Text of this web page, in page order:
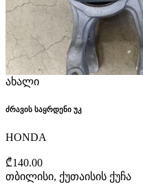
ახალი
ძრავის საყრდენი უკ
HONDA
₾140.00
თბილისი, ქუთაისის ქუჩა